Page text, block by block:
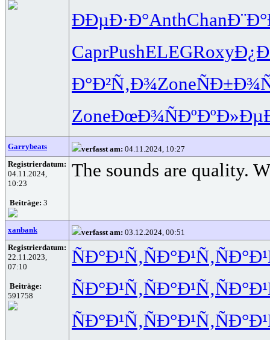
ÐÐµÐ·Ð°AnthChan
CaprPushELEGRoxy
Ð°Ð²Ñ‚Ð¾Zone
ZoneÐœÐ¾ÑÐº
Garrybeats verfasst am: 04.11.2024, 10:27
Registrierdatum:
04.11.2024,
10:23
Beiträge: 3
The sounds are quality.
xanbank verfasst am: 03.12.2024, 00:51
Registrierdatum:
22.11.2023,
07:10
Beiträge:
591758
ÑÐ°Ð¹Ñ‚ÑÐ°Ð¹Ñ‚
ÑÐ°Ð¹Ñ‚ÑÐ°Ð¹Ñ‚
ÑÐ°Ð¹Ñ‚ÑÐ°Ð¹Ñ‚